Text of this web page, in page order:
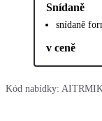
Snídaně
snídaně
v ceně
Kód nabídky: